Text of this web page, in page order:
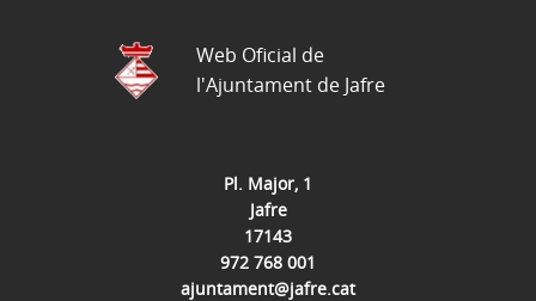
Pl. Major, 1
Jafre
17143
972 768 001
ajuntament@jafre.cat
Web Oficial de
l'Ajuntament de Jafre